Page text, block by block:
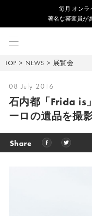
毎⽉ オンラ
著名な審査員が
TOP NEWS 展覧会
08 July 2016
石内都「Frida is
ーロの遺品を撮
Share